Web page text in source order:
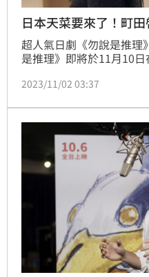
日本天菜要來了！町
超人氣日劇《勿說是推理
是推理》即將於11月10
《電影版 勿說是推理》進
啓太第一次來到台灣進行
歡。
2023/11/02 03:37